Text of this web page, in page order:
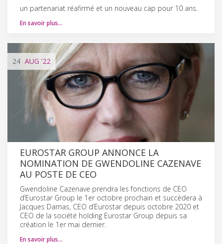
un partenariat réafirmé et un nouveau cap pour 10 ans.
En savoir plus…
24 AUG '22
EUROSTAR GROUP ANNONCE LA
NOMINATION DE GWENDOLINE CAZENAVE
AU POSTE DE CEO
Gwendoline Cazenave prendra les fonctions de CEO
d’Eurostar Group le 1er octobre prochain et succèdera à
Jacques Damas, CEO d’Eurostar depuis octobre 2020 et
CEO de la société holding Eurostar Group depuis sa
création le 1er mai dernier.
En savoir plus…